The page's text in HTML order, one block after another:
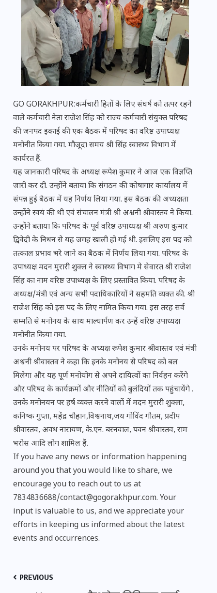
GO GORAKHPUR:कर्मचारी हितों के लिए संघर्ष को तत्पर रहने
वाले कर्मचारी नेता राजेश सिंह को राज्य कर्मचारी संयुक्त परिषद
की जनपद इकाई की एक बैठक में परिषद का वरिष्ठ उपाध्यक्ष
मनोनीत किया गया. मौजूदा समय श्री सिंह स्वास्थ्य विभाग में
कार्यरत हैं.
यह जानकारी परिषद के अध्यक्ष रूपेश कुमार ने आज एक विज्ञप्ति
जारी कर दी. उन्होंने बताया कि संगठन की कोषागार कार्यालय में
संपन्न हुई बैठक में यह निर्णय लिया गया. इस बैठक की अध्यक्षता
उन्होंने स्वयं की थी एवं संचालन मंत्री श्री अश्वनी श्रीवास्तव ने किया.
उन्होंने बताया कि परिषद के पूर्व वरिष्ठ उपाध्यक्ष श्री अरुण कुमार
द्विवेदी के निधन से यह जगह खाली हो गई थी. इसलिए इस पद को
तत्काल प्रभाव भरे जाने का बैठक में निर्णय लिया गया. परिषद के
उपाध्यक्ष मदन मुरारी शुक्ल ने स्वास्थ्य विभाग मे सेवारत श्री राजेश
सिंह का नाम वरिष्ठ उपाध्यक्ष के लिए प्रस्तावित किया. परिषद के
अध्यक्ष/मंत्री एवं अन्य सभी पदाधिकारियों ने सहमति व्यक्त की. श्री
राजेश सिंह को इस पद के लिए नामित किया गया. इस तरह सर्व
सम्मति से मनोनय के साथ माल्यार्पण कर उन्हें वरिष्ठ उपाध्यक्ष
मनोनीत किया गया.
उनके मनोनय पर परिषद के अध्यक्ष रूपेश कुमार श्रीवास्तव एवं मंत्री
अश्वनी श्रीवास्तव ने कहा कि इनके मनोनय से परिषद को बल
मिलेगा और यह पूर्ण मनोयोग से अपने दायित्वों का निर्वहन करेंगे
और परिषद के कार्यक्रमों और नीतियों को बुलंदियों तक पहुंचायेंगे .
उनके मनोनयन पर हर्ष व्यक्त करने वालों में मदन मुरारी शुक्ला,
कनिष्क गुप्ता, महेंद्र चौहान,विश्वनाथ,जय गोविंद गौतम, प्रदीप
श्रीवास्तव, अवध नारायण, के.एन. बरनवाल, पवन श्रीवास्तव, राम
भरोस आदि लोग शामिल हैं.
If you have any news or information happening
around you that you would like to share, we
encourage you to reach out to us at
7834836688/contact@gogorakhpur.com. Your
input is valuable to us, and we appreciate your
efforts in keeping us informed about the latest
events and occurrences.
PREVIOUS